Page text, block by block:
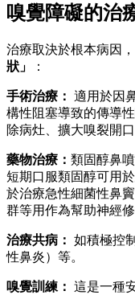
嗅覺障礙的治
治療取決於根本病因
狀」
：
手術治療： 適用於因
構性阻塞導致的傳導
除病灶、擴大嗅裂開
藥物治療： 類固醇鼻
短期口服類固醇可用
於治療急性細菌性鼻
群等用作為幫助神經
治療共病： 如積極控
性鼻炎）等。
嗅覺訓練： 這是一種